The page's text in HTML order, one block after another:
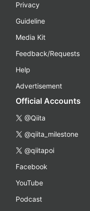
Privacy
Guideline
Media Kit
Feedback/Requests
Help
Advertisement
Official Accounts
@Qiita
@qiita_milestone
@qiitapoi
Facebook
YouTube
Podcast